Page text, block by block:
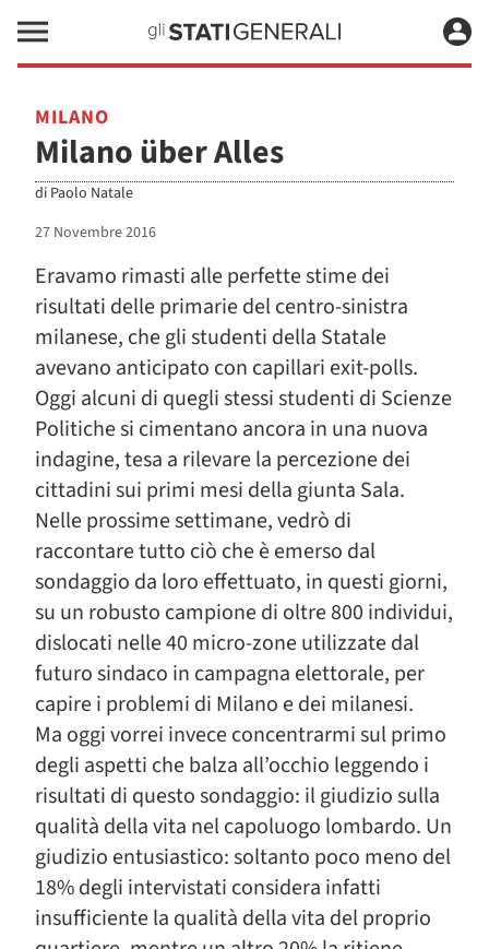
MILANO
Milano über Alles
di Paolo Natale
27 Novembre 2016
Eravamo rimasti alle perfette stime dei
risultati delle primarie del centro-sinistra
milanese, che gli studenti della Statale
avevano anticipato con capillari exit-polls.
Oggi alcuni di quegli stessi studenti di Scienze
Politiche si cimentano ancora in una nuova
indagine, tesa a rilevare la percezione dei
cittadini sui primi mesi della giunta Sala.
Nelle prossime settimane, vedrò di
raccontare tutto ciò che è emerso dal
sondaggio da loro effettuato, in questi giorni,
su un robusto campione di oltre 800 individui,
dislocati nelle 40 micro-zone utilizzate dal
futuro sindaco in campagna elettorale, per
capire i problemi di Milano e dei milanesi.
Ma oggi vorrei invece concentrarmi sul primo
degli aspetti che balza all’occhio leggendo i
risultati di questo sondaggio: il giudizio sulla
qualità della vita nel capoluogo lombardo. Un
giudizio entusiastico: soltanto poco meno del
18% degli intervistati considera infatti
insufficiente la qualità della vita del proprio